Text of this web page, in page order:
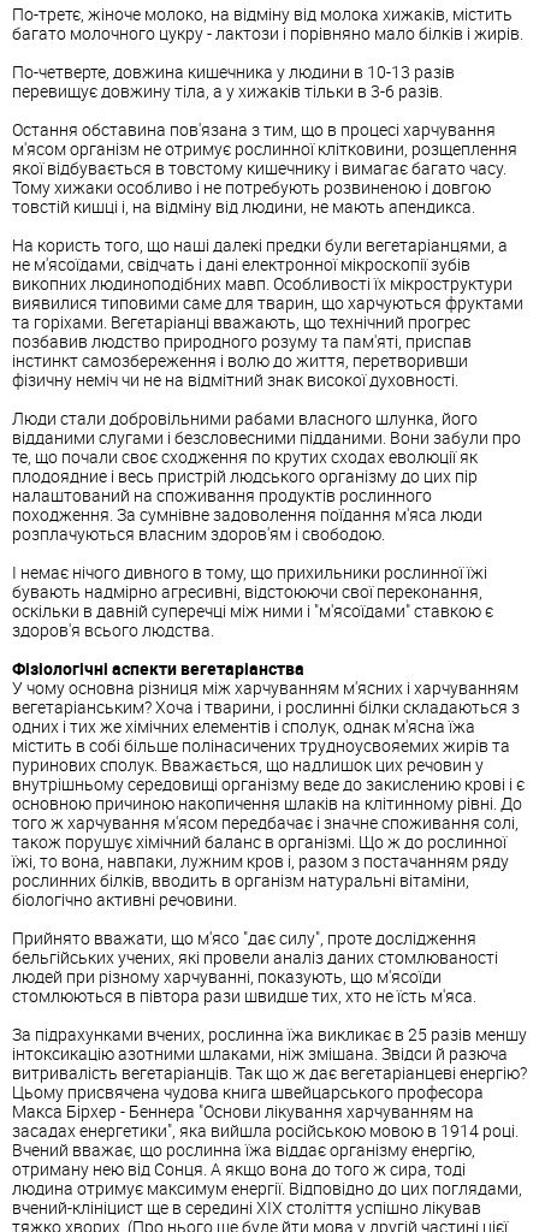
По-третє, жіноче молоко, на відміну від молока хижаків, містить
багато молочного цукру - лактози і порівняно мало білків і жирів.
По-четверте, довжина кишечника у людини в 10-13 разів
перевищує довжину тіла, а у хижаків тільки в 3-6 разів.
Остання обставина пов'язана з тим, що в процесі харчування
м'ясом організм не отримує рослинної клітковини, розщеплення
якої відбувається в товстому кишечнику і вимагає багато часу.
Тому хижаки особливо і не потребують розвиненою і довгою
товстій кишці і, на відміну від людини, не мають апендикса.
На користь того, що наші далекі предки були вегетаріанцями, а
не м'ясоїдами, свідчать і дані електронної мікроскопії зубів
викопних людиноподібних мавп. Особливості їх мікроструктури
виявилися типовими саме для тварин, що харчуються фруктами
та горіхами. Вегетаріанці вважають, що технічний прогрес
позбавив людство природного розуму та пам'яті, приспав
інстинкт самозбереження і волю до життя, перетворивши
фізичну неміч чи не на відмітний знак високої духовності.
Люди стали добровільними рабами власного шлунка, його
відданими слугами і безсловесними підданими. Вони забули про
те, що почали своє сходження по крутих сходах еволюції як
плодоядние і весь пристрій людського організму до цих пір
налаштований на споживання продуктів рослинного
походження. За сумнівне задоволення поїдання м'яса люди
розплачуються власним здоров'ям і свободою.
І немає нічого дивного в тому, що прихильники рослинної їжі
бувають надмірно агресивні, відстоюючи свої переконання,
оскільки в давній суперечці між ними і "м'ясоїдами" ставкою є
здоров'я всього людства.
Фізіологічні аспекти вегетаріанства
У чому основна різниця між харчуванням м'ясних і харчуванням
вегетаріанським? Хоча і тварини, і рослинні білки складаються з
одних і тих же хімічних елементів і сполук, однак м'ясна їжа
містить в собі більше полінасичених трудноусвояемих жирів та
пуринових сполук. Вважається, що надлишок цих речовин у
внутрішньому середовищі організму веде до закислению крові і є
основною причиною накопичення шлаків на клітинному рівні. До
того ж харчування м'ясом передбачає і значне споживання солі,
також порушує хімічний баланс в організмі. Що ж до рослинної
їжі, то вона, навпаки, лужним кров і, разом з постачанням ряду
рослинних білків, вводить в організм натуральні вітаміни,
біологічно активні речовини.
Прийнято вважати, що м'ясо "дає силу", проте дослідження
бельгійських учених, які провели аналіз даних стомлюваності
людей при різному харчуванні, показують, що м'ясоїди
стомлюються в півтора рази швидше тих, хто не їсть м'яса.
За підрахунками вчених, рослинна їжа викликає в 25 разів меншу
інтоксикацію азотними шлаками, ніж змішана. Звідси й разюча
витривалість вегетаріанців. Так що ж дає вегетаріанцеві енергію?
Цьому присвячена чудова книга швейцарського професора
Макса Бірхер - Беннера "Основи лікування харчуванням на
засадах енергетики", яка вийшла російською мовою в 1914 році.
Вчений вважає, що рослинна їжа віддає організму енергію,
отриману нею від Сонця. А якщо вона до того ж сира, тоді
людина отримує максимум енергії. Відповідно до цих поглядами,
вчений-клініцист ще в середині XIX століття успішно лікував
тяжко хворих. (Про нього ще буде йти мова у другій частині цієї